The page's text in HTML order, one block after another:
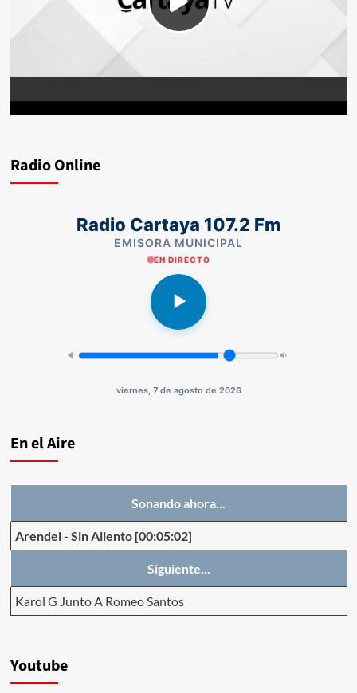
Radio Online
Radio Cartaya 107.2 Fm
EMISORA MUNICIPAL
EN DIRECTO
viernes, 7 de agosto de 2026
En el Aire
Sonando ahora...
Arendel- Sin Aliento [00:05:02]
Siguiente...
Karol G Junto A Romeo Santos
Youtube